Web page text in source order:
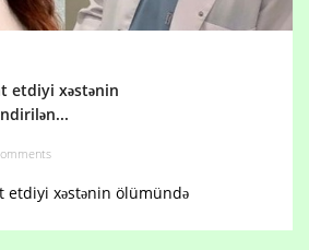
etdiyi xəstənin
etdiyi xəstənin ölümündə